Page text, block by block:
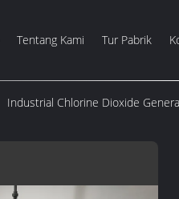
Tentang Kami Tur Pabrik
Industrial Chlorine Dioxide